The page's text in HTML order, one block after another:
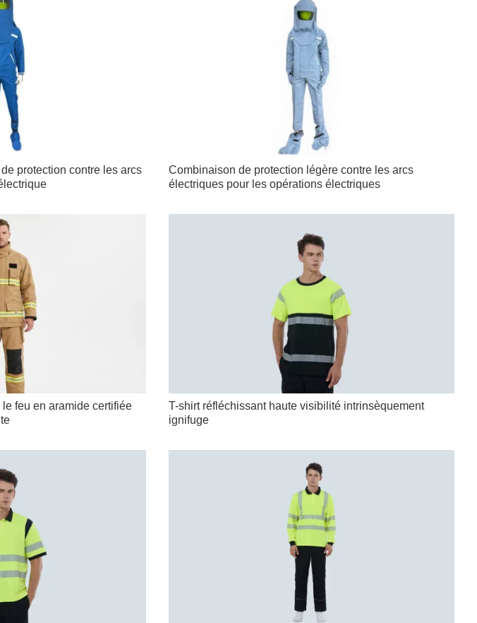
protection contre les arcs
Combinaison de protection légère contre les arcs
électriques pour les opérations électriques
feu en aramide certifiée
T-shirt réfléchissant haute visibilité intrinsèquement
ignifuge